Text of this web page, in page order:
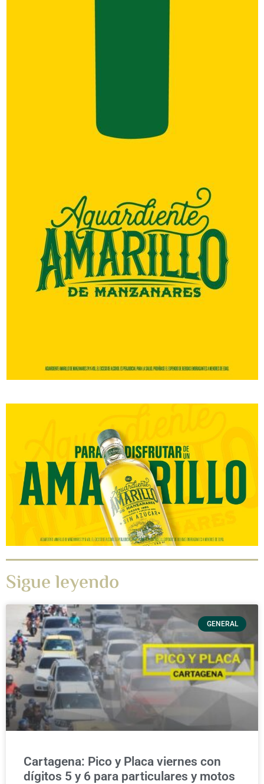
Sigue leyendo
GENERAL
Cartagena: Pico y Placa viernes con
dígitos 5 y 6 para particulares y motos